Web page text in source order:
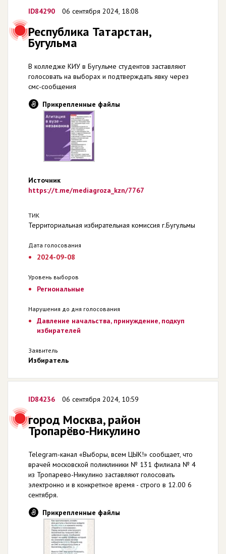
ID84290 06 сентября 2024, 18:08
Республика Татарстан,
Бугульма
В колледже КИУ в Бугульме студентов заставляют
голосовать на выборах и подтверждать явку через
смс-сообщения
Прикрепленные файлы
Источник
https://t.me/mediagroza_kzn/7767
ТИК
Территориальная избирательная комиссия г.Бугульмы
Дата голосования
2024-09-08
Уровень выборов
Региональные
Нарушения до дня голосования
Давление начальства, принуждение, подкуп
избирателей
Заявитель
Избиратель
ID84236 06 сентября 2024, 10:59
город Москва, район
Тропарёво-Никулино
Telegram-канал «Выборы, всем ЦЫК!» сообщает, что
врачей московской поликлиники № 131 филиала № 4
из Тропарево-Никулино заставляют голосовать
электронно и в конкретное время - строго в 12.00 6
сентября.
Прикрепленные файлы